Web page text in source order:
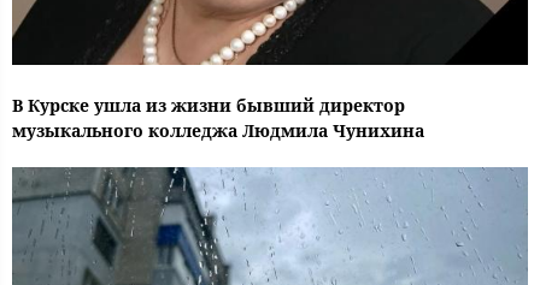
В Курске ушла из жизни бывший директор
музыкального колледжа Людмила Чунихина